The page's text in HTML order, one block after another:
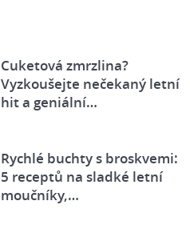
Cuketová zmrzlina?
Vyzkoušejte nečekaný letní
hit a geniální…
Rychlé buchty s broskvemi:
5 receptů na sladké letní
moučníky,…